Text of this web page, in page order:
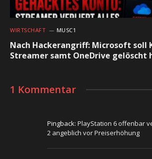
WIRTSCHAFT MUSC1
Nach Hackerangriff: Microsoft soll
Streamer samt OneDrive gelöscht
1 Kommentar
Pingback: PlayStation 6 offenbar
2 angeblich vor Preiserhöhung